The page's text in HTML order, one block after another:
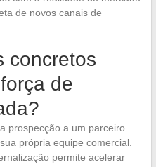
de novos canais de
concretos
de
prospecção a um parceiro
própria equipe comercial.
permite acelerar